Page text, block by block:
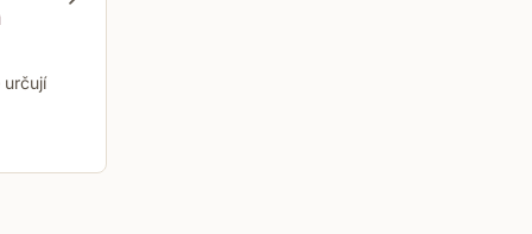
určují